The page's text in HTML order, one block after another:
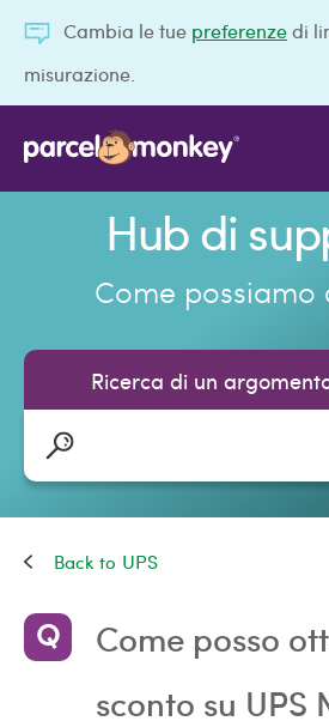
Cambia le tue preferenzedi
misurazione.
Hub di
Come possiamo
Ricerca di un
UPS
Come posso
sconto su UPS